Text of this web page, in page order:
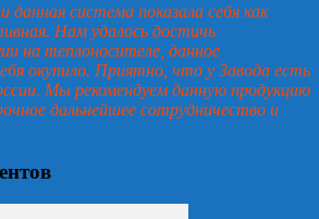
данная система показала себя как
Нам удалось достичь
на теплоносителе, данное
окупило. Приятно, что у Завода есть
Мы рекомендуем данную продукцию
дальнейшее сотрудничество и